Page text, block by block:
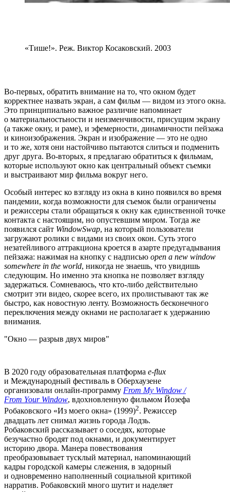
«Тише!». Реж. Виктор Косаковский. 2003
Во-первых, обратить внимание на то, что окном будет
корректнее назвать экран, а сам фильм — видом из этого окна.
Это принципиально важное различие напоминает
о материальностьности и неизменчивости, присущим экрану
(а также окну, и раме), и эфемерности, динамичности пейзажа
и киноизображения. Экран и изображение — это не одно
и то же, хотя они настойчиво пытаются слиться и подменить
друг друга. Во-вторых, я предлагаю обратиться к фильмам,
которые используют окно как центральный объект съемки
и выстраивают мир фильма вокруг него.
Особый интерес ко взгляду из окна в кино появился во время
пандемии, когда возможности для съемок были ограничены
и режиссеры стали обращаться к окну как единственной точке
контакта с настоящим, но опустевшим миром. Тогда же
появился сайт WindowSwap, на который пользователи
загружают ролики с видами из своих окон. Суть этого
незатейливого аттракциона кроется в азарте предугадывания
пейзажа: нажимая на кнопку с надписью open a new window
somewhere in the world, никогда не знаешь, что увидишь
следующим. Но именно эта кнопка не позволяет взгляду
задержаться. Сомневаюсь, что кто-либо действительно
смотрит эти видео, скорее всего, их пролистывают так же
быстро, как новостную ленту. Возможность бесконечного
переключения между окнами не располагает к удержанию
внимания.
Окно — разрыв двух миров
В 2020 году образовательная платформа e-flux
и Международный фестиваль в Оберхаузене
организовали онлайн-программу From My Window /
From Your Window, вдохновленную фильмом Йозефа
Робаковского «Из моего окна» (1999)2. Режиссер
двадцать лет снимал жизнь города Лодзь.
Робаковский рассказывает о соседях, которые
безучастно бродят под окнами, и документирует
историю двора. Манера повествования
преобразовывает тусклый материал, напоминающий
кадры городской камеры слежения, в задорный
и одновременно наполненный социальной критикой
нарратив. Робаковский много шутит и наделяет